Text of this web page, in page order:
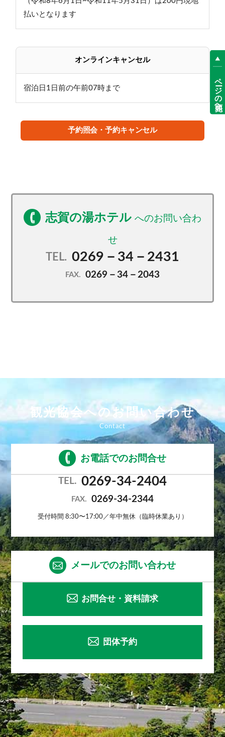
払いとなります
オンラインキャンセル
宿泊日1日前の午前07時まで
予約照会・予約キャンセル
志賀の湯ホテル
TEL. 0269－34－2431
FAX. 0269－34－2043
観光協会へのお問い合わせ
お電話でのお問合せ
TEL. 0269-34-2404
FAX. 0269-34-2344
受付時間 8:30〜17:00／年中無休（臨時休業あり）
メールでのお問い合わせ
お問合せ・資料請求
団体予約
ページの先頭へ